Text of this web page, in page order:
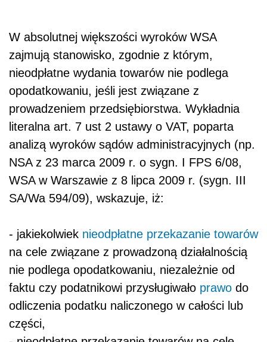
W absolutnej większości wyroków WSA
zajmują stanowisko, zgodnie z którym,
nieodpłatne wydania towarów nie podlega
opodatkowaniu, jeśli jest związane z
prowadzeniem przedsiębiorstwa. Wykładnia
literalna art. 7 ust 2 ustawy o VAT, poparta
analizą wyroków sądów administracyjnych (np.
NSA z 23 marca 2009 r. o sygn. I FPS 6/08,
WSA w Warszawie z 8 lipca 2009 r. (sygn. III
SA/Wa 594/09), wskazuje, iż:
- jakiekolwiek nieodpłatne przekazanie towarów
na cele związane z prowadzoną działalnością
nie podlega opodatkowaniu, niezależnie od
faktu czy podatnikowi przysługiwało prawo do
odliczenia podatku naliczonego w całości lub
części,